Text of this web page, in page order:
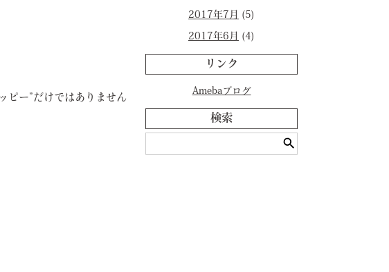
ピー”だけではありません
2017年7月 (5)
2017年6月 (4)
リンク
Amebaブログ
検索